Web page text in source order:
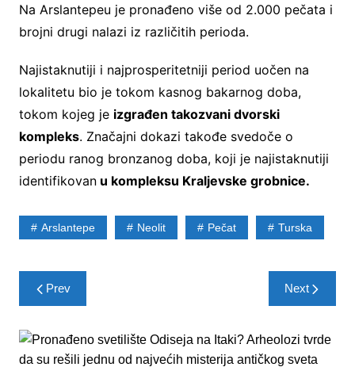
Na Arslantepeu je pronađeno više od 2.000 pečata i
brojni drugi nalazi iz različitih perioda.
Najistaknutiji i najprosperitetniji period uočen na
lokalitetu bio je tokom kasnog bakarnog doba,
tokom kojeg je izgrađen takozvani dvorski
kompleks. Značajni dokazi takođe svedoče o
periodu ranog bronzanog doba, koji je najistaknutiji
identifikovanu kompleksu Kraljevske grobnice.
Arslantepe Neolit Pečat Turska
Post
navigation
Prev Next